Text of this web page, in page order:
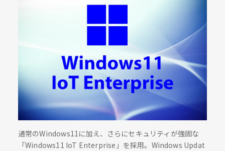
通常のWindows11に加え、さらにセキュリティが強固な
「Windows11 IoT Enterprise」を採用。Windows Updat